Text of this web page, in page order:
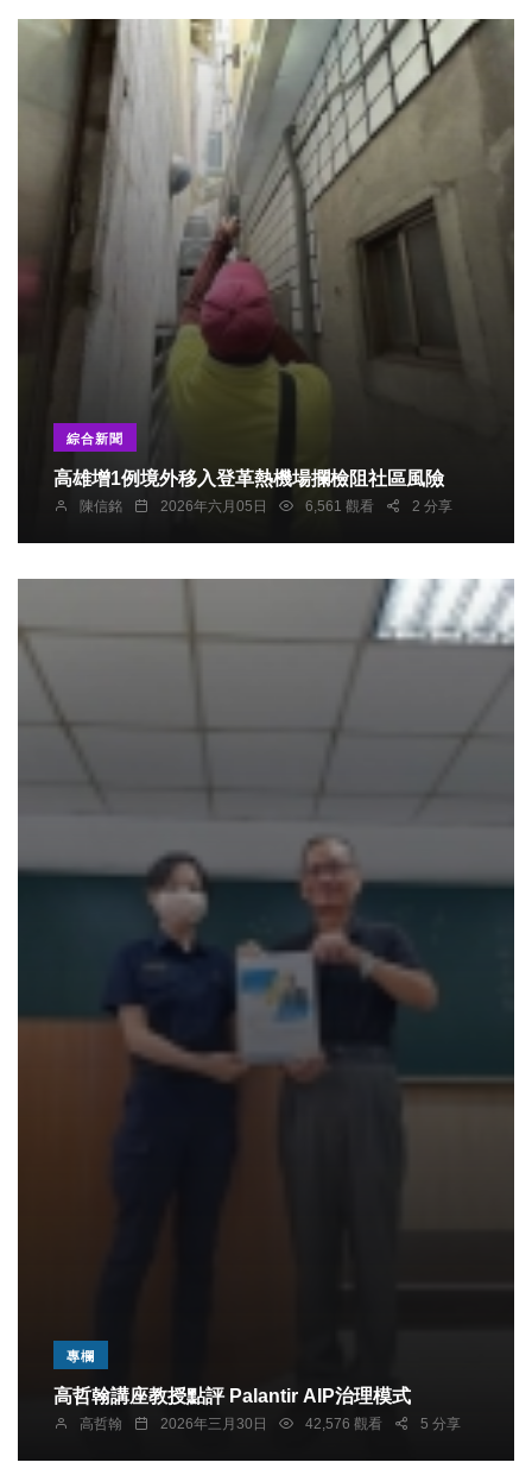
綜合新聞
高雄增1例境外移入登革熱機場攔檢阻社區風險
陳信銘 2026年六月05日 6,561 觀看 2 分享
專欄
高哲翰講座教授點評 Palantir AIP治理模式
高哲翰 2026年三月30日 42,576 觀看 5 分享